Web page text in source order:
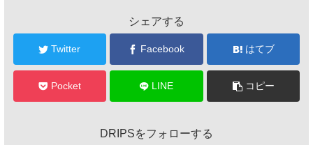
シェアする
Twitter Facebook はてブ
Pocket LINE コピー
DRIPSをフォローする